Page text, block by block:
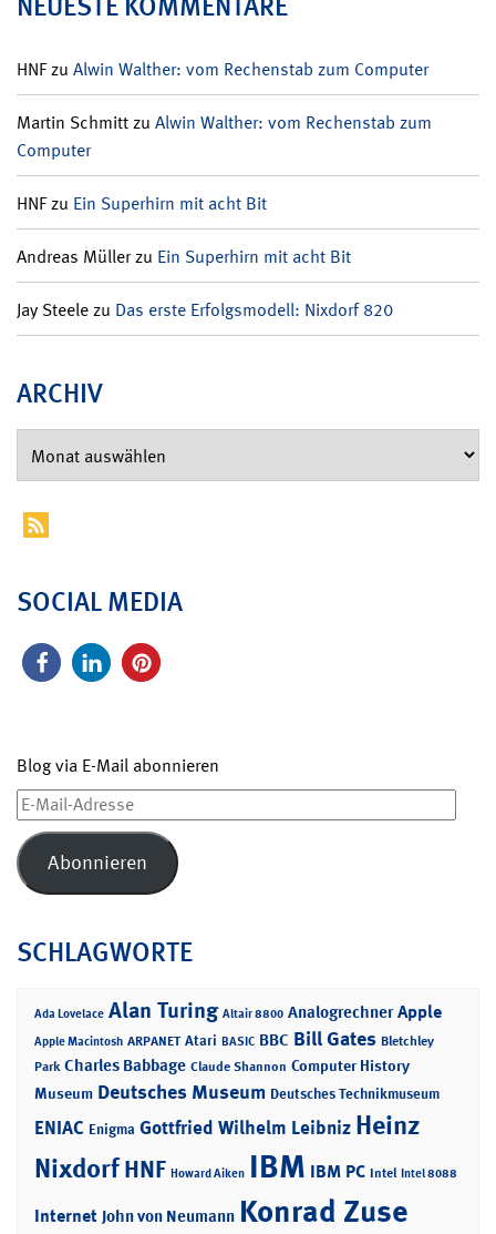
HNFzu Alwin Walther: vom Rechenstab zum Computer
Martin Schmittzu Alwin Walther: vom Rechenstab zum
Computer
HNFzu Ein Superhirn mit acht Bit
Andreas Müllerzu Ein Superhirn mit acht Bit
Jay Steelezu Das erste Erfolgsmodell: Nixdorf 820
ARCHIV
SOCIAL MEDIA
Blog via E-Mail abonnieren
E-
Mail-
Adresse
Abonnieren
SCHLAGWORTE
Ada Lovelace Alan Turing Altair 8800 Analogrechner Apple
Apple Macintosh ARPANET Atari BASIC BBC Bill Gates Bletchley
Park Charles Babbage Claude Shannon Computer History
Museum Deutsches Museum Deutsches Technikmuseum
ENIAC Enigma Gottfried Wilhelm Leibniz Heinz
NixdorfHNF Howard Aiken IBM IBM PC Intel Intel 8088
Internet John von Neumann Konrad Zuse